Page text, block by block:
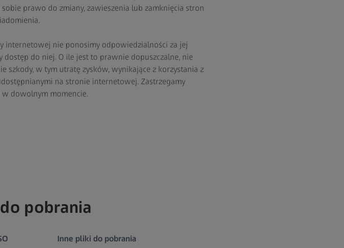
prawo do zmiany, zawieszenia lub zamknięcia stron
internetowej nie ponosimy odpowiedzialności za jej
dostęp do niej. O ile jest to prawnie dopuszczalne, nie
szkody, w tym utratę zysków, wynikające z korzystania z
na stronie internetowej. Zastrzegamy
dowolnym momencie.
pobrania
Inne pliki do pobrania